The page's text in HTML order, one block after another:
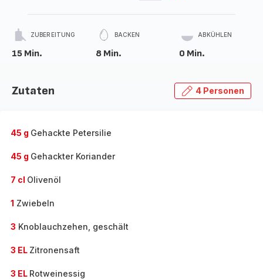
ZUBEREITUNG
15 Min.
BACKEN
8 Min.
ABKÜHLEN
0 Min.
Zutaten 4 Personen
45 g Gehackte Petersilie
45 g Gehackter Koriander
7 cl Olivenöl
1 Zwiebeln
3 Knoblauchzehen, geschält
3 EL Zitronensaft
3 EL Rotweinessig